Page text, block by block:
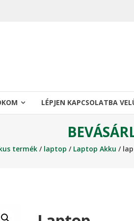
LÉPJEN KAPCSOLATBA
termék/ laptop / Laptop Akku /